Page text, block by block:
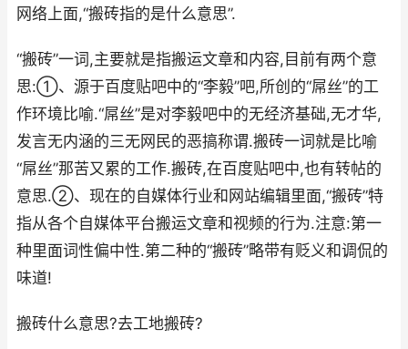
网络上面,“搬砖指的是什么意思”.
“搬砖”一词,主要就是指搬运文章和内容,目前有两个意
思:①、源于百度贴吧中的“李毅”吧,所创的“屌丝”的工
作环境比喻.“屌丝”是对李毅吧中的无经济基础,无才华,
发言无内涵的三无网民的恶搞称谓.搬砖一词就是比喻
“屌丝”那苦又累的工作.搬砖,在百度贴吧中,也有转帖的
意思.②、现在的自媒体行业和网站编辑里面,“搬砖”特
指从各个自媒体平台搬运文章和视频的行为.注意:第一
种里面词性偏中性.第二种的“搬砖”略带有贬义和调侃的
味道!
搬砖什么意思?去工地搬砖?